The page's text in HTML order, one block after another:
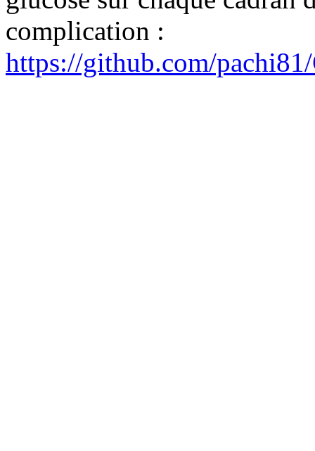
complication :
https://github.com/